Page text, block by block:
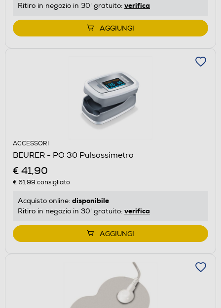
Ritiro in negozio in 30' gratuito: verifica
AGGIUNGI
ACCESSORI
BEURER - PO 30 Pulsossimetro
€ 41,90
€ 61,99 consigliato
Acquisto online: disponibile
Ritiro in negozio in 30' gratuito: verifica
AGGIUNGI